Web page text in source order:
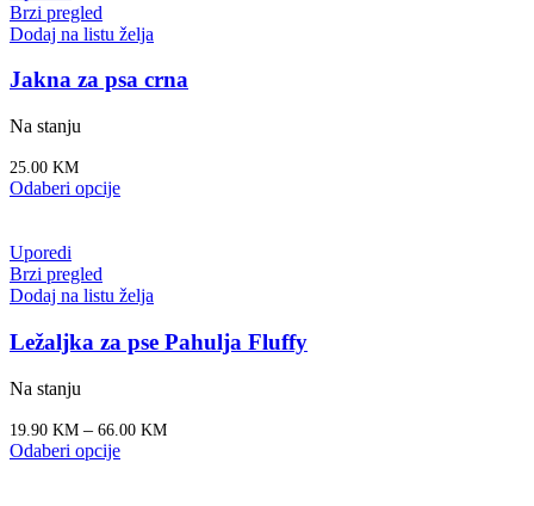
Brzi pregled
Dodaj na listu želja
Jakna za psa crna
Na stanju
25.00 KM
Odaberi opcije
Uporedi
Brzi pregled
Dodaj na listu želja
Ležaljka za pse Pahulja Fluffy
Na stanju
19.90 KM – 66.00 KM
Odaberi opcije